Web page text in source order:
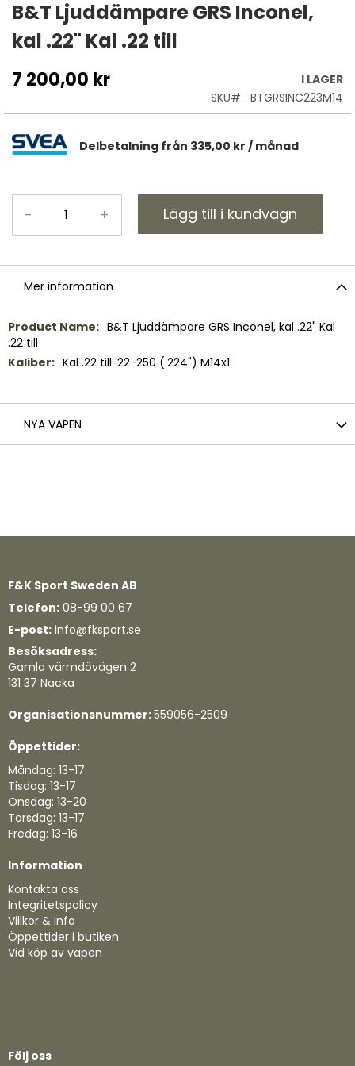
till
början
av
bildgalleriet
B&T Ljuddämpare GRS Inconel,
kal .22" Kal .22 till
7 200,00 kr
I LAGER
SKU
BTGRSINC223M14
Delbetalning från 335,00 kr / månad
- + Lägg till i kundvagn
Mer information
Mer
information
B&T Ljuddämpare GRS Inconel, kal .22" Kal
.22 till
Kal .22 till .22-250 (.224") M14x1
NYA VAPEN
F&K Sport Sweden AB
Telefon: 08-99 00 67
E-post: info@fksport.se
Besöksadress:
Gamla värmdövägen 2
131 37 Nacka
Organisationsnummer:559056-2509
Öppettider:
Måndag: 13-17
Tisdag: 13-17
Onsdag: 13-20
Torsdag: 13-17
Fredag: 13-16
Information
Kontakta oss
Integritetspolicy
Villkor & Info
Öppettider i butiken
Vid köp av vapen
Följ oss